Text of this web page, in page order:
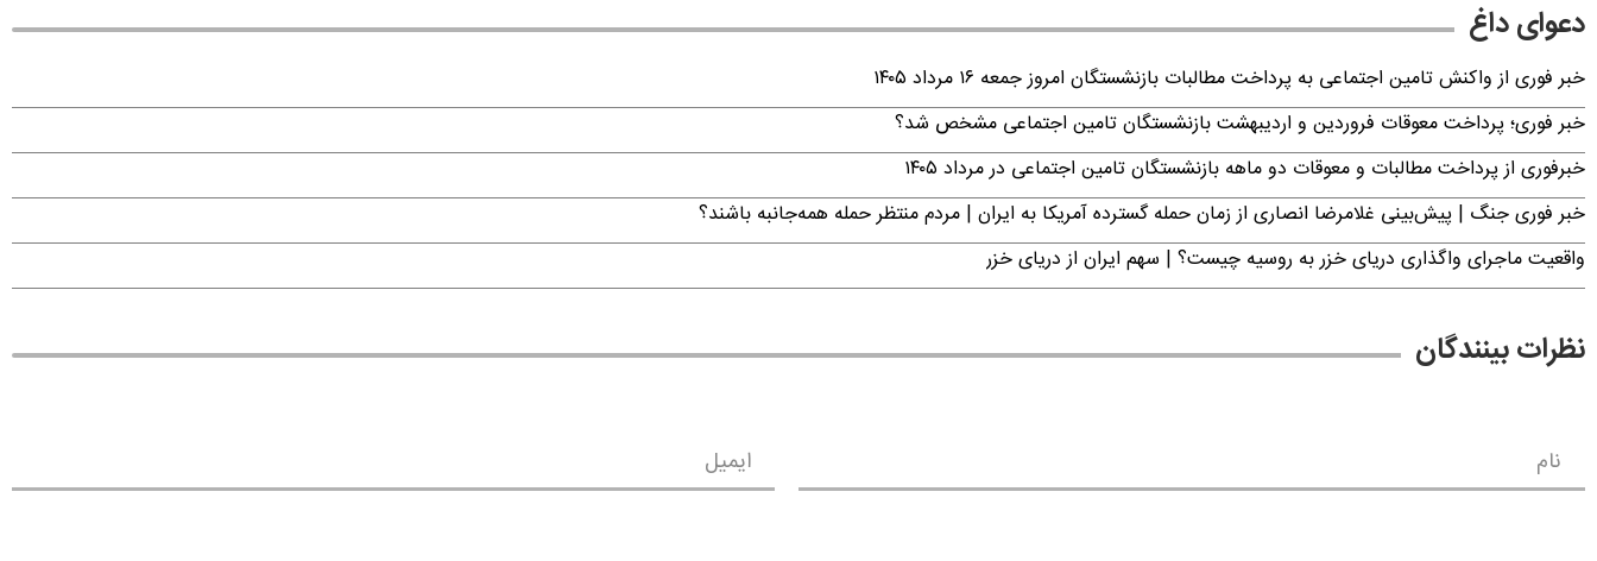
دعوای داغ
خبر فوری از واکنش تامین اجتماعی به پرداخت مطالبات بازنشستگان امروز جمعه ۱۶ مرداد ۱۴۰۵
خبر فوری؛ پرداخت معوقات فروردین و اردیبهشت بازنشستگان تامین اجتماعی مشخص شد؟
خبرفوری از پرداخت مطالبات و معوقات دو ماهه بازنشستگان تامین اجتماعی در مرداد ۱۴۰۵
خبر فوری جنگ | پیش‌بینی غلامرضا انصاری از زمان حمله گسترده آمریکا به ایران | مردم منتظر حمله همه‌جانبه باشند؟
واقعیت ماجرای واگذاری دریای خزر به روسیه چیست؟ | سهم ایران از دریای خزر
نظرات بینندگان
نام ایمیل